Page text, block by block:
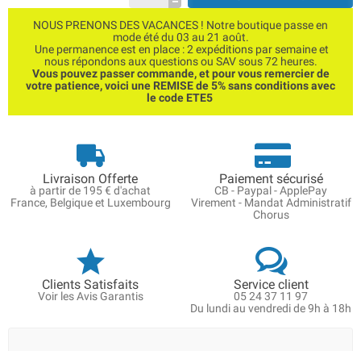
NOUS PRENONS DES VACANCES ! Notre boutique passe en
mode été du 03 au 21 août.
Une permanence est en place : 2 expéditions par semaine et
nous répondons aux questions ou SAV sous 72 heures.
Vous pouvez passer commande, et pour vous remercier de
votre patience, voici une REMISE de 5% sans conditions avec
le code ETE5
Livraison Offerte
à partir de 195 € d'achat
France, Belgique et Luxembourg
Paiement sécurisé
CB - Paypal - ApplePay
Virement - Mandat Administratif
Chorus
Clients Satisfaits
Voir les Avis Garantis
Service client
05 24 37 11 97
Du lundi au vendredi de 9h à 18h